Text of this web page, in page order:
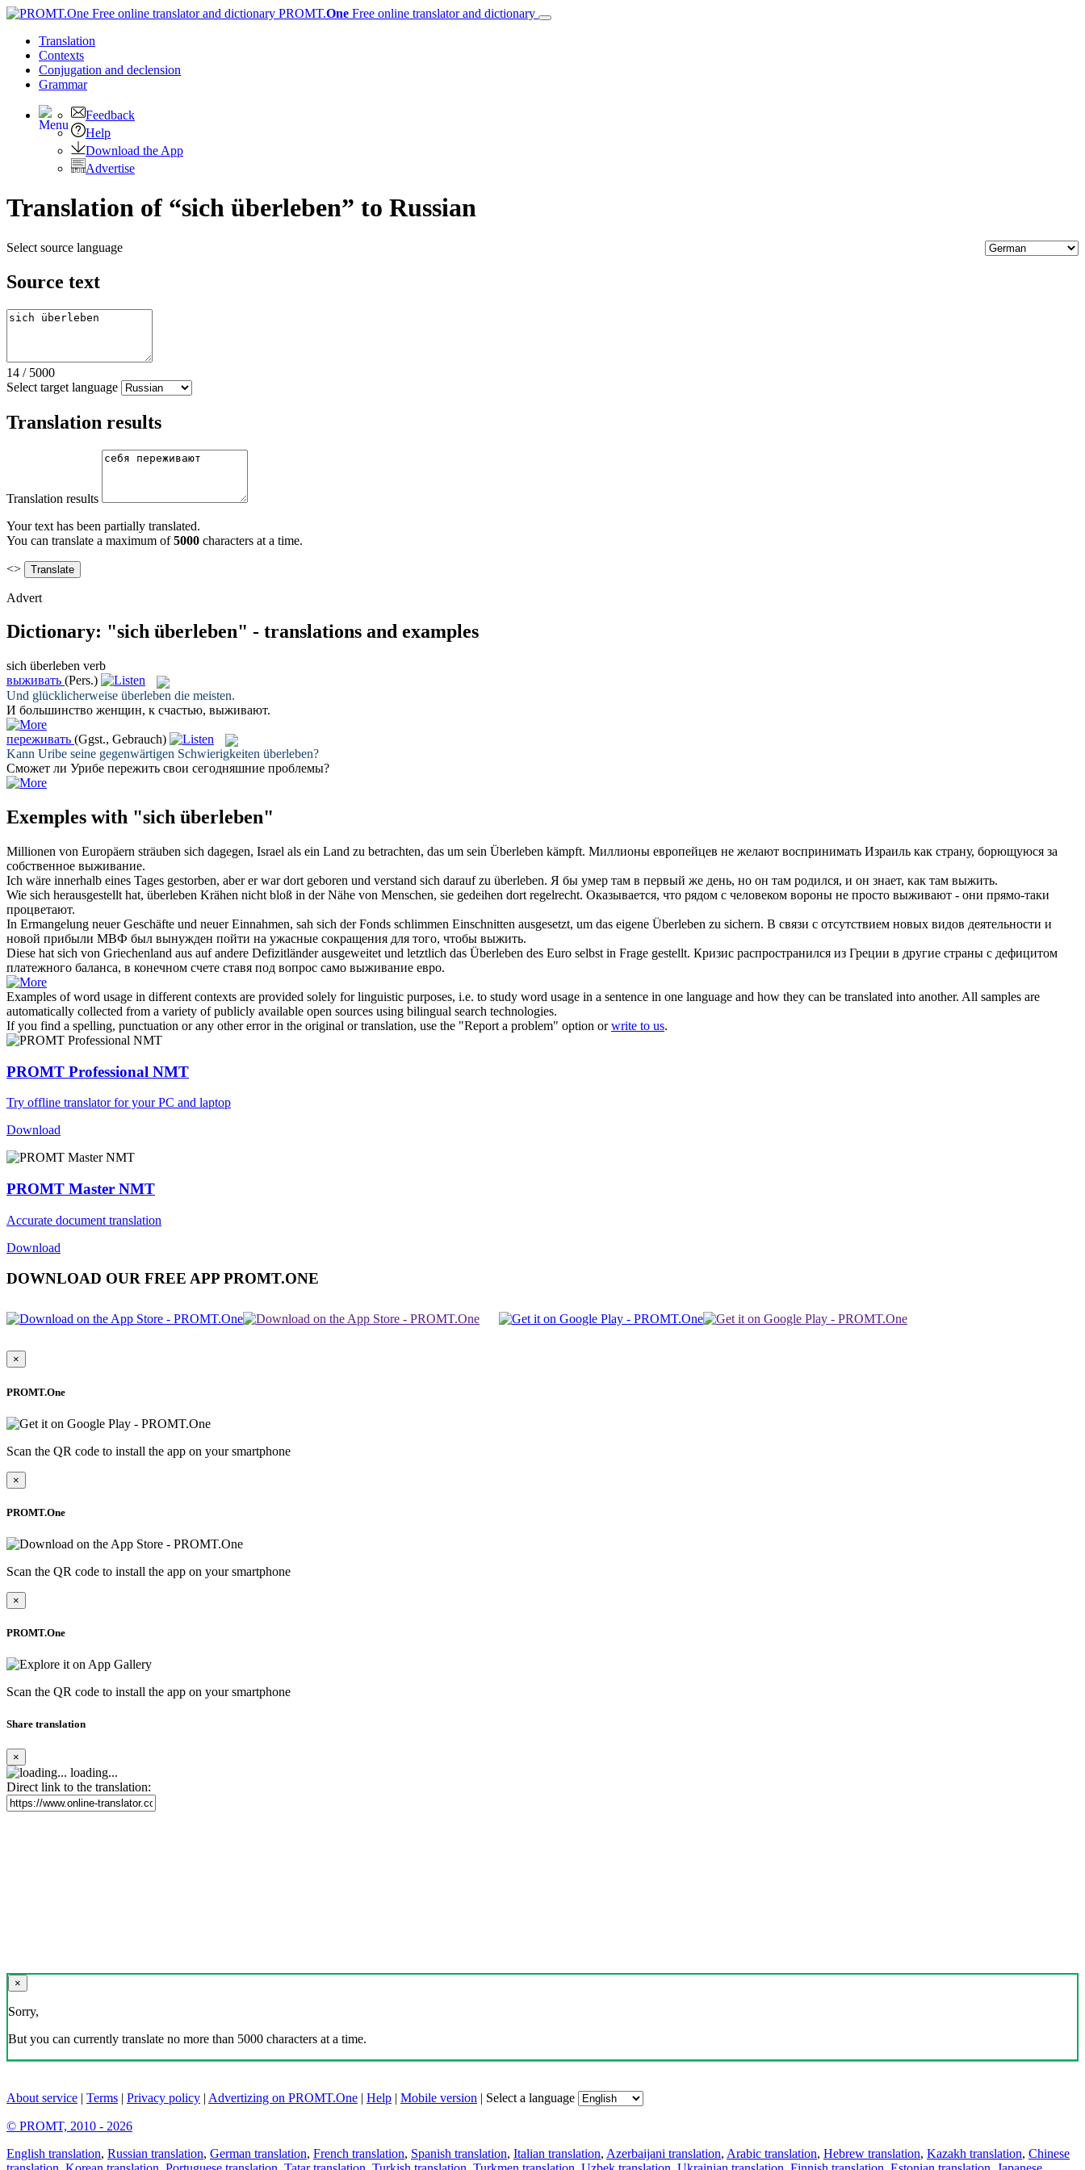
PROMT.One Free online translator and dictionary
Translation
Contexts
Conjugation and declension
Grammar
Feedback
Help
Download the App
Advertise
Translation of “sich überleben” to Russian
Select source language
Source text
14 / 5000
Select target language
Translation results
Translation results
Your text has been partially translated.
You can translate a maximum of5000 characters at a time.
<>
Advert
Dictionary: "sich überleben" - translations and examples
sich überleben verb
выживать (Pers.)
Und glücklicherweise überleben die meisten.
И большинство женщин, к счастью, выживают.
переживать (Ggst., Gebrauch)
Kann Uribe seine gegenwärtigen Schwierigkeiten überleben?
Сможет ли Урибе пережить свои сегодняшние проблемы?
Exemples with "sich überleben"
Millionen von Europäern sträuben sich dagegen, Israel als ein Land zu betrachten, das um sein Überleben kämpft. Миллионы европейцев не желают воспринимать Израиль как страну, борющуюся за
собственное выживание.
Ich wäre innerhalb eines Tages gestorben, aber er war dort geboren und verstand sich darauf zu überleben. Я бы умер там в первый же день, но он там родился, и он знает, как там выжить.
Wie sich herausgestellt hat, überleben Krähen nicht bloß in der Nähe von Menschen, sie gedeihen dort regelrecht. Оказывается, что рядом с человеком вороны не просто выживают - они прямо-таки
процветают.
In Ermangelung neuer Geschäfte und neuer Einnahmen, sah sich der Fonds schlimmen Einschnitten ausgesetzt, um das eigene Überleben zu sichern. В связи с отсутствием новых видов деятельности и
новой прибыли МВФ был вынужден пойти на ужасные сокращения для того, чтобы выжить.
Diese hat sich von Griechenland aus auf andere Defizitländer ausgeweitet und letztlich das Überleben des Euro selbst in Frage gestellt. Кризис распространился из Греции в другие страны с дефицитом
платежного баланса, в конечном счете ставя под вопрос само выживание евро.
Examples of word usage in different contexts are provided solely for linguistic purposes, i.e. to study word usage in a sentence in one language and how they can be translated into another. All samples are
automatically collected from a variety of publicly available open sources using bilingual search technologies.
If you find a spelling, punctuation or any other error in the original or translation, use the "Report a problem" option orwrite to us.
PROMT Professional NMT
Try offline translator for your PC and laptop
Download
PROMT Master NMT
Accurate document translation
Download
DOWNLOAD OUR FREE APP PROMT.ONE
×
PROMT.One
Scan the QR code to install the app on your smartphone
×
PROMT.One
Scan the QR code to install the app on your smartphone
×
PROMT.One
Scan the QR code to install the app on your smartphone
Share translation
×
loading...
Direct link to the translation:
×
Sorry,
But you can currently translate no more than 5000 characters at a time.
About service | Terms | Privacy policy | Advertizing on PROMT.One | Help | Mobile version | Select a language
© PROMT, 2010 - 2026
English translation, Russian translation, German translation, French translation, Spanish translation, Italian translation, Azerbaijani translation, Arabic translation, Hebrew translation, Kazakh translation, Chinese